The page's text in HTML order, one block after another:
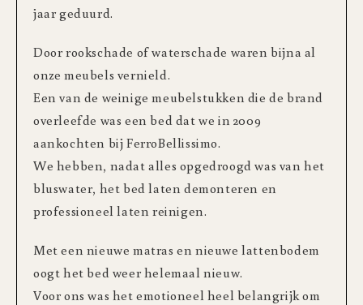
jaar geduurd.
Door rookschade of waterschade waren bijna al
onze meubels vernield.
Een van de weinige meubelstukken die de brand
overleefde was een bed dat we in 2009
aankochten bij FerroBellissimo.
We hebben, nadat alles opgedroogd was van het
bluswater, het bed laten demonteren en
professioneel laten reinigen.
Met een nieuwe matras en nieuwe lattenbodem
oogt het bed weer helemaal nieuw.
Voor ons was het emotioneel heel belangrijk om